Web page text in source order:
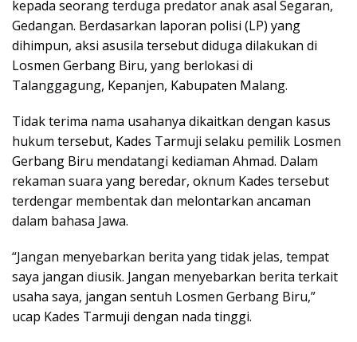
kepada seorang terduga predator anak asal Segaran,
Gedangan. Berdasarkan laporan polisi (LP) yang
dihimpun, aksi asusila tersebut diduga dilakukan di
Losmen Gerbang Biru, yang berlokasi di
Talanggagung, Kepanjen, Kabupaten Malang.
Tidak terima nama usahanya dikaitkan dengan kasus
hukum tersebut, Kades Tarmuji selaku pemilik Losmen
Gerbang Biru mendatangi kediaman Ahmad. Dalam
rekaman suara yang beredar, oknum Kades tersebut
terdengar membentak dan melontarkan ancaman
dalam bahasa Jawa.
“Jangan menyebarkan berita yang tidak jelas, tempat
saya jangan diusik. Jangan menyebarkan berita terkait
usaha saya, jangan sentuh Losmen Gerbang Biru,”
ucap Kades Tarmuji dengan nada tinggi.